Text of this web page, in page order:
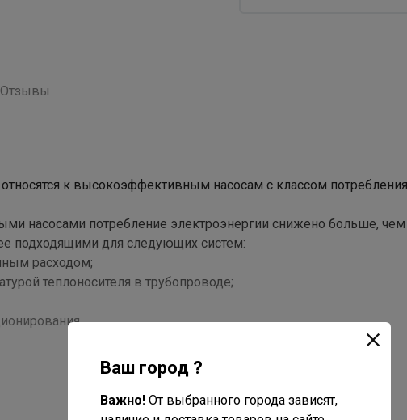
Отзывы
к высокоэффективным насосам с классом потребления
насосами потребление электроэнергии снижено больше, чем
подходящими для следующих систем:
расходом;
теплоносителя в трубопроводе;
Ваш город ?
Важно! От выбранного города зависят,